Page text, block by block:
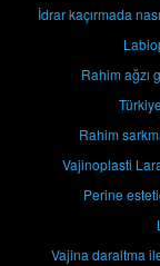
İdrar kaçırmada
Rahim ağzı
Rahim
Vajinoplasti
Perine
Vajina daraltma